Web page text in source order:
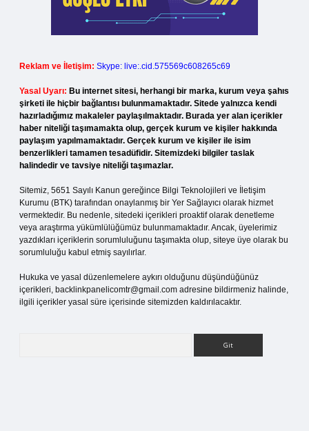
Reklam ve İletişim: Skype: live:.cid.575569c608265c69
Yasal Uyarı: Bu internet sitesi, herhangi bir marka, kurum veya şahıs
şirketi ile hiçbir bağlantısı bulunmamaktadır. Sitede yalnızca kendi
hazırladığımız makaleler paylaşılmaktadır. Burada yer alan içerikler
haber niteliği taşımamakta olup, gerçek kurum ve kişiler hakkında
paylaşım yapılmamaktadır. Gerçek kurum ve kişiler ile isim
benzerlikleri tamamen tesadüfidir. Sitemizdeki bilgiler taslak
halindedir ve tavsiye niteliği taşımazlar.
Sitemiz, 5651 Sayılı Kanun gereğince Bilgi Teknolojileri ve İletişim
Kurumu (BTK) tarafından onaylanmış bir Yer Sağlayıcı olarak hizmet
vermektedir. Bu nedenle, sitedeki içerikleri proaktif olarak denetleme
veya araştırma yükümlülüğümüz bulunmamaktadır. Ancak, üyelerimiz
yazdıkları içeriklerin sorumluluğunu taşımakta olup, siteye üye olarak bu
sorumluluğu kabul etmiş sayılırlar.
Hukuka ve yasal düzenlemelere aykırı olduğunu düşündüğünüz
içerikleri, backlinkpanelicomtr@gmail.com adresine bildirmeniz halinde,
ilgili içerikler yasal süre içerisinde sitemizden kaldırılacaktır.